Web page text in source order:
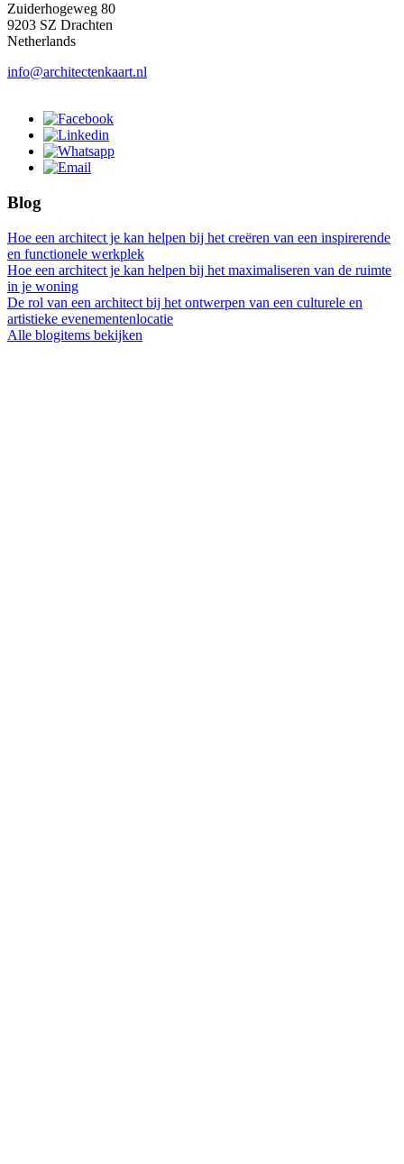
Zuiderhogeweg 80
9203 SZ Drachten
Netherlands
info@architectenkaart.nl
Blog
Hoe een architect je kan helpen bij het creëren van een inspirerende
en functionele werkplek
Hoe een architect je kan helpen bij het maximaliseren van de ruimte
in je woning
De rol van een architect bij het ontwerpen van een culturele en
artistieke evenementenlocatie
Alle blogitems bekijken